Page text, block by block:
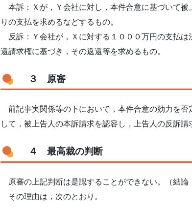
本訴：Ｘが，Ｙ会社に対し，本件合意に基づいて
りの支払を求めるなどするもの。
反訴：Ｙ会社が，Ｘに対する１０００万円の支払
還請求権に基づき，その返還等を求めるもの。
３ 原審
前記事実関係等の下において，本件合意の効力を
して，被上告人の本訴請求を認容し，上告人の反訴請
４ 最高裁の判断
原審の上記判断は是認することができない。（結論
その理由は，次のとおり。